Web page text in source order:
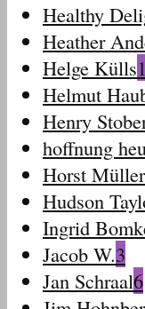
Healthy
Heather
Helge Külls1
Helmut
Henry
hoffnung
Horst Müller
Hudson
Ingrid
Jacob W.3
Jan Schraal6